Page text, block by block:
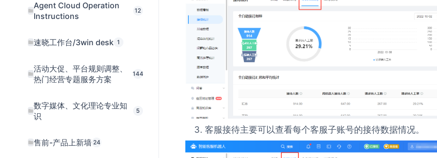
Agent Cloud Operation
Instructions
12
速晓工作台/3win desk 1
活动大促、平台规则调整、
热门经营专题服务方案
144
数字媒体、文化理论专业知
识
5
售前-产品上新墙 24
客服接待主要可以查看每个客服子账号的接待数据情况。